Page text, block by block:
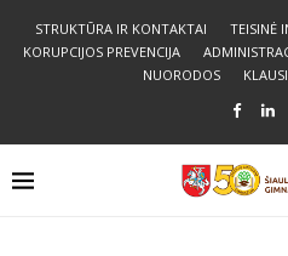
STRUKTŪRA IR KONTAKTAI TEISINĖ
KORUPCIJOS PREVENCIJA
NUORODOS